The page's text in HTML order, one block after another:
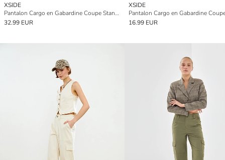
XSIDE
Pantalon Cargo en Gabardine Coupe Standard pour Femmes
32.99 EUR
XSIDE
16.99 EUR